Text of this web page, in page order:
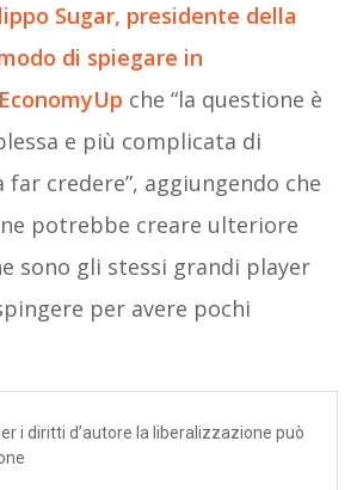
Sugar, presidente della
di spiegare in
EconomyUp che “la questione è
e più complicata di
credere”, aggiungendo che
potrebbe creare ulteriore
sono gli stessi grandi player
per avere pochi